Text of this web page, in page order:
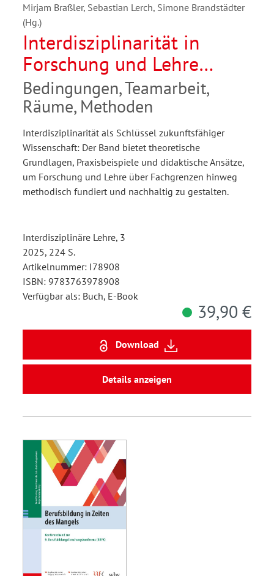
Mirjam Braßler, Sebastian Lerch, Simone Brandstädter
(Hg.)
Interdisziplinarität in
Forschung und Lehre
gestalten
Bedingungen, Teamarbeit,
Räume, Methoden
Interdisziplinarität als Schlüssel zukunftsfähiger
Wissenschaft: Der Band bietet theoretische
Grundlagen, Praxisbeispiele und didaktische Ansätze,
um Forschung und Lehre über Fachgrenzen hinweg
methodisch fundiert und nachhaltig zu gestalten.
Interdisziplinäre Lehre, 3
2025, 224 S.
Artikelnummer: I78908
ISBN: 9783763978908
Verfügbar als: Buch, E-Book
39,90 €
Download
Details anzeigen